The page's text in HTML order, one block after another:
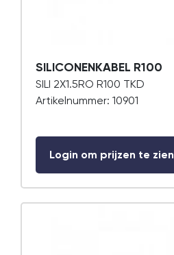
SILICONENKABEL R100
SILI 2X1.5RO R100 TKD
Artikelnummer: 10901
Login om prijzen te zien